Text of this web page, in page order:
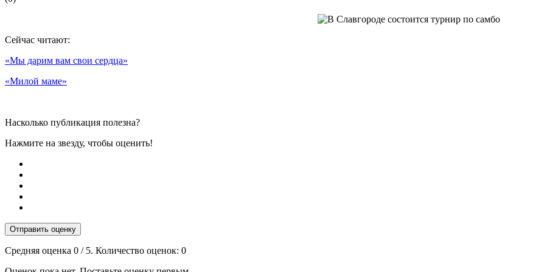
Сейчас читают:
«Мы дарим вам свои сердца»
«Милой маме»
Насколько публикация полезна?
Нажмите на звезду, чтобы оценить!
Отправить оценку
Средняя оценка 0 / 5. Количество оценок: 0